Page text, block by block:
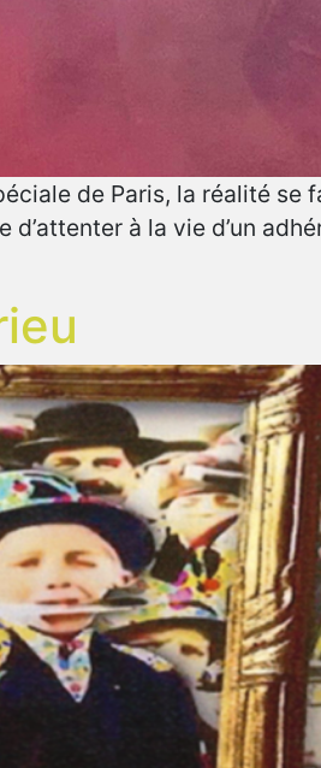
de Paris, la réalité se
à la vie d’un